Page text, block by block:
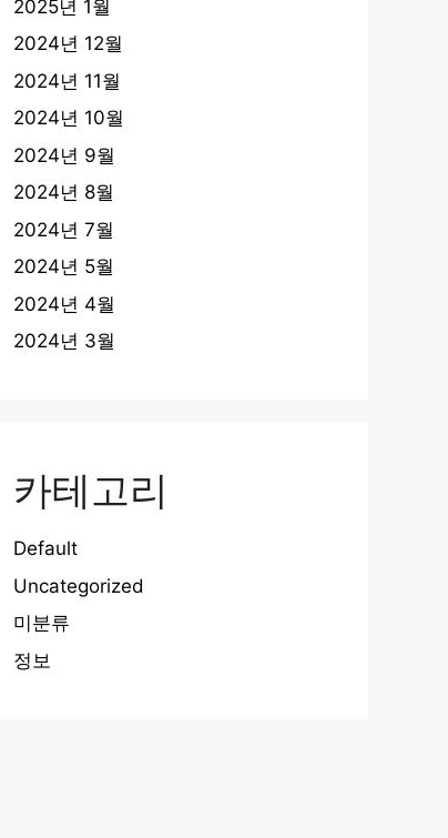
2025년 1월
2024년 12월
2024년 11월
2024년 10월
2024년 9월
2024년 8월
2024년 7월
2024년 5월
2024년 4월
2024년 3월
카테고리
Default
Uncategorized
미분류
정보